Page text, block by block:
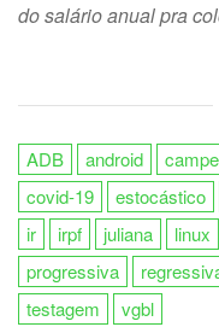
do salário anual pra
ADB android
covid-19
estocástico
ir
irpf juliana linux
progressiva
testagem
vgbl